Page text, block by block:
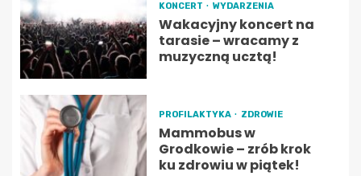
KONCERT WYDARZENIA
Wakacyjny koncert na
tarasie – wracamy z
muzyczną ucztą!
PROFILAKTYKA ZDROWIE
Mammobus w
Grodkowie – zrób krok
ku zdrowiu w piątek!